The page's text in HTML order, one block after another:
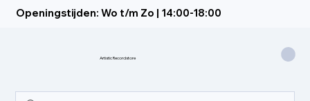
Openingstijden: Wo t/m Zo | 14:00-18:00
Artistic Recordstore